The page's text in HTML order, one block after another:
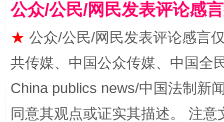
公众/公民/网民发表评论感
★ 公众/公民/网民发表评论感言
共传媒、中国公众传媒、中国全
China publics news/中国法制新
同意其观点或证实其描述。 注